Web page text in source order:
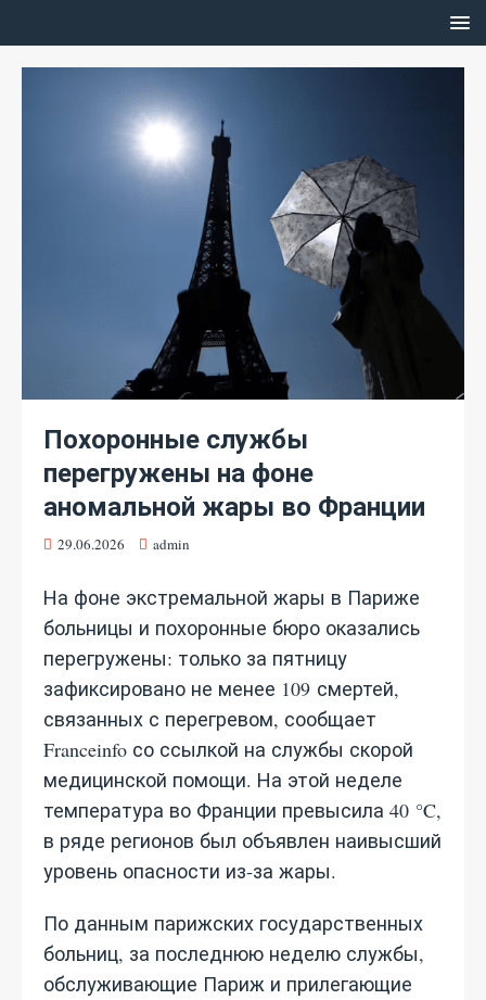
Похоронные службы
перегружены на фоне
аномальной жары во Франции
29.06.2026 admin
На фоне экстремальной жары в Париже
больницы и похоронные бюро оказались
перегружены: только за пятницу
зафиксировано не менее 109 смертей,
связанных с перегревом, сообщает
Franceinfo со ссылкой на службы скорой
медицинской помощи. На этой неделе
температура во Франции превысила 40 °C,
в ряде регионов был объявлен наивысший
уровень опасности из‑за жары.
По данным парижских государственных
больниц, за последнюю неделю службы,
обслуживающие Париж и прилегающие